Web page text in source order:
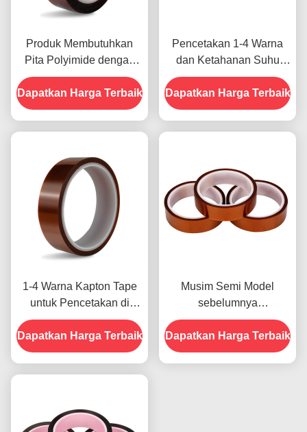
Produk Membutuhkan
Pita Polyimide dengan
Resistensi Tegangan
1000V
Dapatkan Harga Terbaik
Pencetakan 1-4 Warna
dan Ketahanan Suhu
-10C-80C Metode
Pembayaran Kartu Kredit
untuk Model Sebelumnya
Dapatkan Harga Terbaik
1-4 Warna Kapton Tape
untuk Pencetakan di
Bagian Depan
Dapatkan Harga Terbaik
Musim Semi Model
sebelumnya
menampilkan Ketahanan
Terhadap Kelembaban
dan Kekuatan Kupas
Dapatkan Harga Terbaik